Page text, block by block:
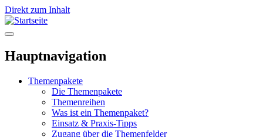
Direkt zum Inhalt
Hauptnavigation
Themenpakete
Die Themenpakete
Themenreihen
Was ist ein Themenpaket?
Einsatz & Praxis-Tipps
Zugang über die Themenfelder